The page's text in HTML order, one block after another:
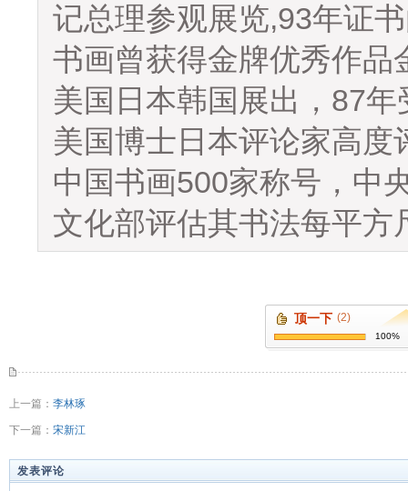
记总理参观展览,93年证
书画曾获得金牌优秀作品
美国日本韩国展出， 87年
美国博士日本评论家高度
中国书画500家称号，中
文化部评估其书法每平方
顶一下 (2)
100%
上一篇： 李林琢
下一篇： 宋新江
发表评论